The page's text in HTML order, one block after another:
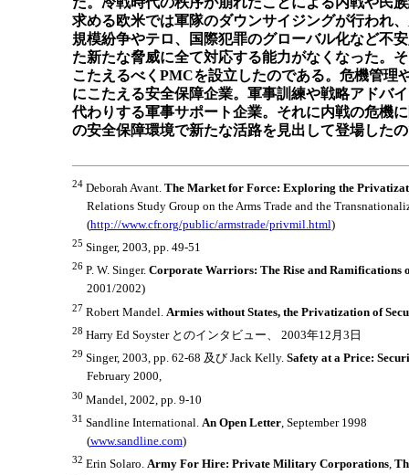
求める欧米では軍隊のダウンサイジングが行われ
規模紛争やテロ、国際犯罪のグローバル化など不
た新たな脅威に全て対応する能力がなくなった。
こたえるべくPMCを設立したのである。危機管理
にこたえる安全保障企業。軍事訓練や戦略アドバ
代わりする軍事サポート企業。それに内戦の危機
の安全保障環境で新たな活路を見出して登場した
24Deborah Avant. The Market for Force: Exploring the
Relations Study Group on the Arms Trade and the
(http://www.cfr.org/public/armstrade/privmil.html)
25 Singer, 2003, pp. 49-51
26P. W. Singer. Corporate Warriors: The Rise and
2001/2002)
27 Robert Mandel. Armies without States, the Privatization of
28 Harry Ed Soyster とのインタビュー、 2003年12月3日
29 Singer, 2003, pp. 62-68 及び Jack Kelly. Safety at a Price:
February 2000,
30 Mandel, 2002, pp. 9-10
31 Sandline International. An Open Letter, September 1998
(www.sandline.com)
32 Erin Solaro. Army For Hire: Private Military Corporations,